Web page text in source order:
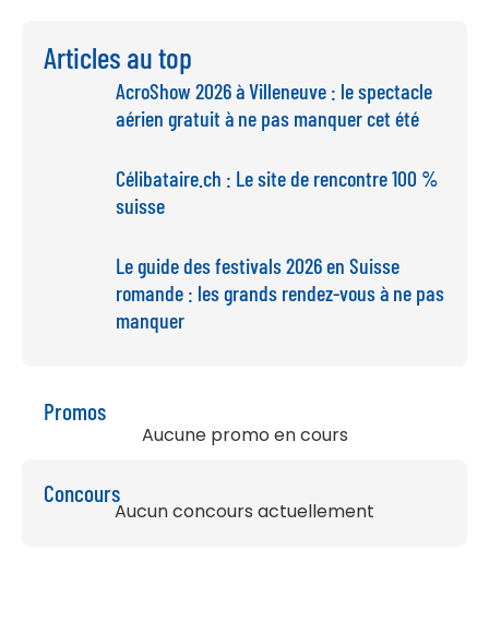
Articles au top
AcroShow 2026 à Villeneuve : le spectacle
aérien gratuit à ne pas manquer cet été
Célibataire.ch : Le site de rencontre 100 %
suisse
Le guide des festivals 2026 en Suisse
romande : les grands rendez-vous à ne pas
manquer
Promos
Aucune promo en cours
Concours
Aucun concours actuellement